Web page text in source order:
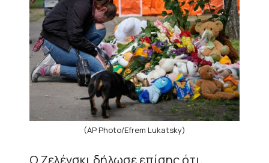
(AP Photo/Efrem Lukatsky)
Ο Ζελένσκι δήλωσε επίσης ότι,